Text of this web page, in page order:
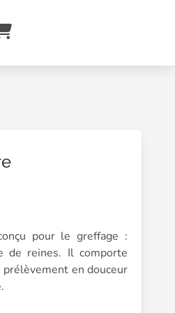
pour le greffage :
de reines. Il comporte
en douceur